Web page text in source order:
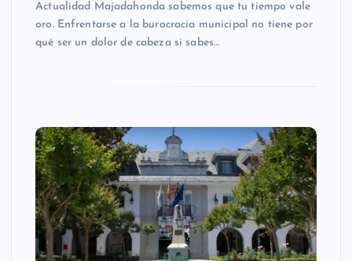
Actualidad Majadahonda sabemos que tu tiempo vale
oro. Enfrentarse a la burocracia municipal no tiene por
qué ser un dolor de cabeza si sabes…